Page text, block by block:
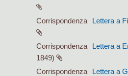
Corrispondenza Lettera a
Corrispondenza Lettera a
1849)
Corrispondenza
Lettera a